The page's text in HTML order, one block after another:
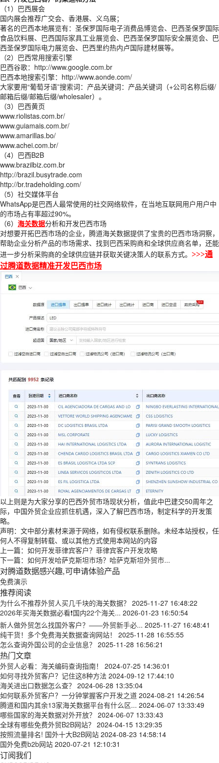
（1）巴西展会
国内展会推荐广交会、香港展、义乌展；
著名的巴西本地展览有：圣保罗国际电子消费品博览会、巴西圣保罗国际
食品饮料展、巴西国际家具工业展览会、巴西圣保罗国际安全展览会、巴
西圣保罗国际电力展览会、巴西里约热内卢国际建材展等。
（2）巴西常用搜索引擎
巴西谷歌：http://www.google.com.br
巴西本地搜索引擎：http://www.aonde.com/
大家要用“葡萄牙语”搜索词：产品关键词：产品关键词（+公司名称后缀/
邮箱后缀/邮箱后缀/wholesaler）。
（3）巴西黄页
www.riolistas.com.br/
www.guiamais.com.br/
www.amarillas.bo/
www.achei.com.br/
（4）巴西B2B
www.brazilbiz.com.br
http://brazil.busytrade.com
http://br.tradeholding.com/
（5）社交媒体平台
WhatsApp是巴西人最常使用的社交网络软件，在当地互联网用户用户中
的市场占有率超过90%。
（6） 海关数据分析和开发巴西市场
对想要开拓巴西市场的企业，腾道海关数据提供了宝贵的巴西市场洞察，
帮助企业分析产品的市场需求、找到巴西采购商和全球供应商名单，还能
进一步分析采购商的全球供应链并获取关键决策人的联系方式。 >>>通
过腾道数据精准开发巴西市场
以上则是为大家分享的巴西外贸市场现状分析，值此中巴建交50周年之
际，中国外贸企业应抓住机遇，深入了解巴西市场，制定科学的开发策
略。
声明：文中部分素材来源于网络，如有侵权联系删除。未经本站授权，任
何人不得复制转载、或以其他方式使用本网站的内容
上一篇： 如何开发菲律宾客户？菲律宾客户开发攻略
下一篇： 如何开发哈萨克斯坦市场？哈萨克斯坦外贸市...
对腾道数据感兴趣,可申请体验产品
免费演示
推荐阅读
为什么不推荐外贸人买几千块的海关数据？ 2025-11-27 16:48:22
2026年买海关数据必看❗国内22个海关... 2026-01-23 16:50:54
新人做外贸怎么找国外客户？——外贸新手必... 2025-11-27 16:48:41
纯干货！多个免费海关数据查询网站！
2025-11-28 16:55:55
怎么查询外国公司的企业信息？ 2025-11-28 16:56:21
热门文章
外贸人必看：海关编码查询指南！
2024-07-25 14:36:01
如何寻找外贸客户？记住这8种方法 2024-09-12 17:44:10
海关进出口数据怎么查？ 2024-06-28 13:35:04
如何联系外贸客户？一分钟掌握客户开发之道 2024-08-21 14:26:54
腾道和国内其余13家海关数据平台有什么区... 2024-06-07 13:33:49
哪些国家的海关数据对外开放？ 2024-06-07 13:33:43
全球有哪些免费外贸B2B网站？ 2024-04-15 13:29:35
按照流量排名! 国外十大B2B网站 2024-08-23 14:58:14
国外免费b2b网站 2020-07-21 12:10:31
订阅我们